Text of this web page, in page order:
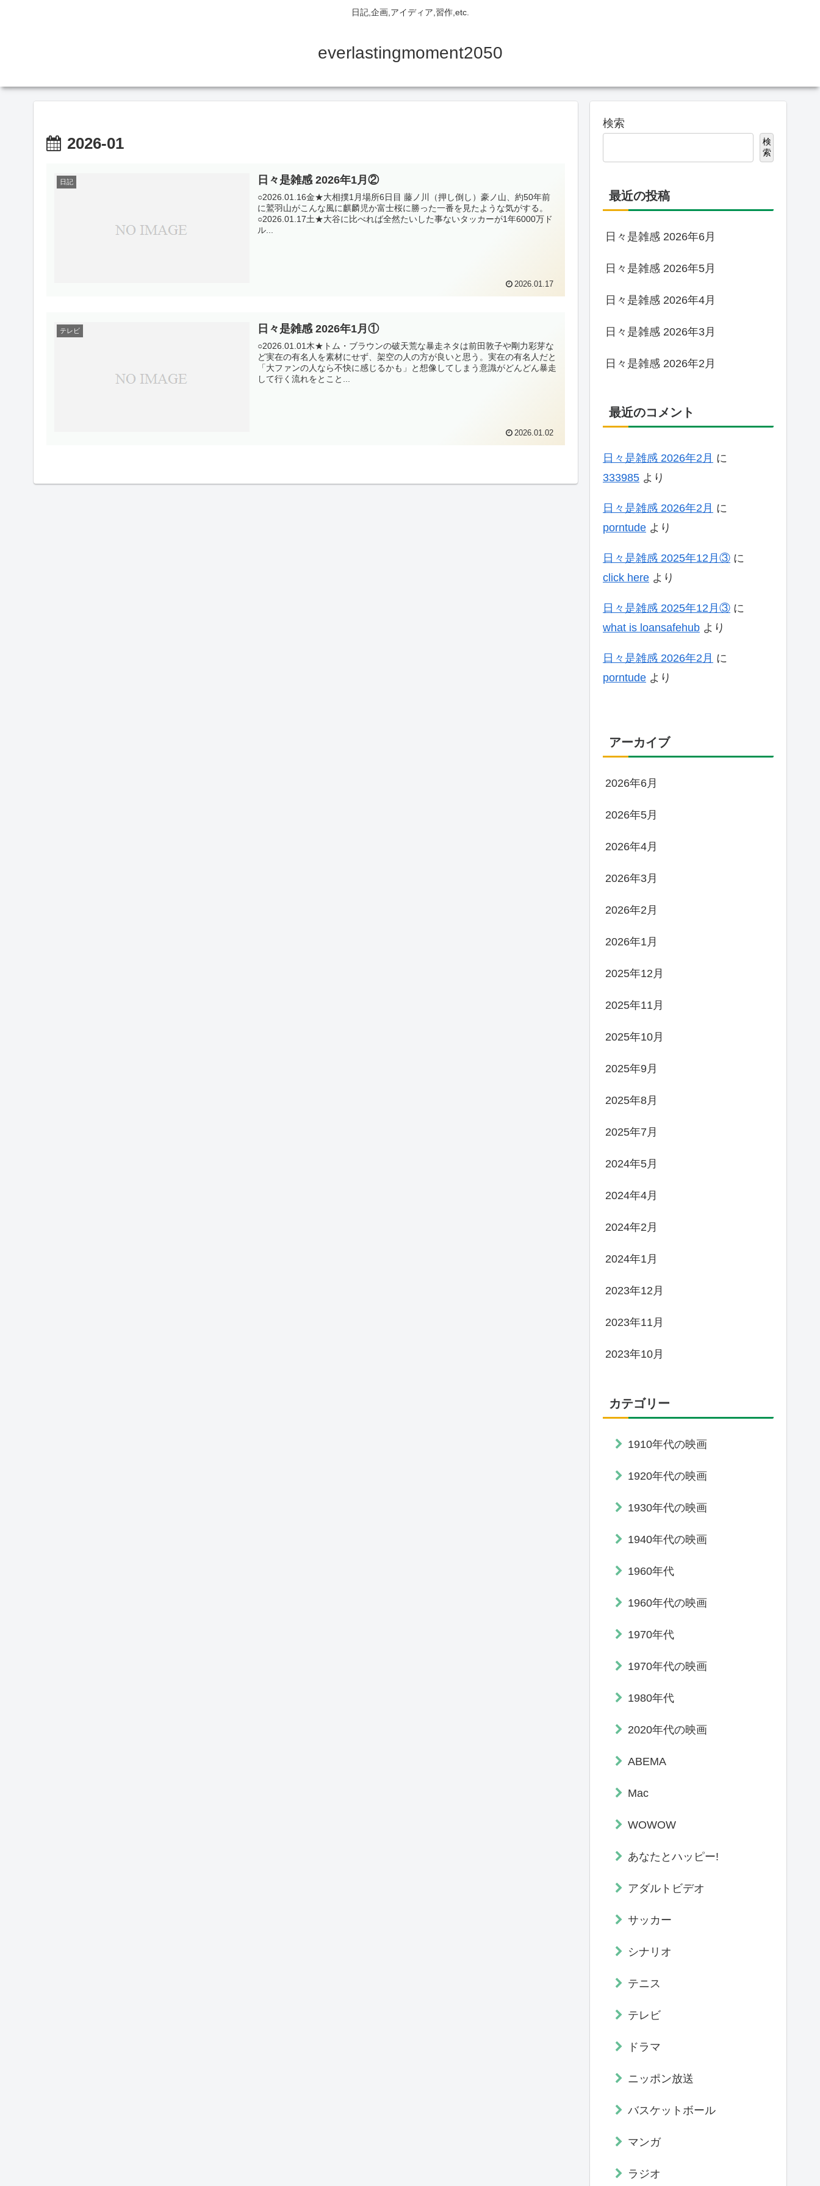
日記,企画,アイディア,習作,etc.
everlastingmoment2050
2026-01
日記 日々是雑感 2026年1月②
○2026.01.16金★大相撲1月場所6日目 藤ノ川（押し倒し）豪ノ山、約50年前
に鷲羽山がこんな風に麒麟児か富士桜に勝った一番を見たような気がする。
○2026.01.17土★大谷に比べれば全然たいした事ないタッカーが1年6000万ド
ル...
2026.01.17
テレビ 日々是雑感 2026年1月①
○2026.01.01木★トム・ブラウンの破天荒な暴走ネタは前田敦子や剛力彩芽な
ど実在の有名人を素材にせず、架空の人の方が良いと思う。実在の有名人だと
「大ファンの人なら不快に感じるかも」と想像してしまう意識がどんどん暴走
して行く流れをとこと...
2026.01.02
検索
検
索
最近の投稿
日々是雑感 2026年6月
日々是雑感 2026年5月
日々是雑感 2026年4月
日々是雑感 2026年3月
日々是雑感 2026年2月
最近のコメント
日々是雑感 2026年2月 に
333985 より
日々是雑感 2026年2月 に
porntude より
日々是雑感 2025年12月③ に
click here より
日々是雑感 2025年12月③ に
what is loansafehub より
日々是雑感 2026年2月 に
porntude より
アーカイブ
2026年6月
2026年5月
2026年4月
2026年3月
2026年2月
2026年1月
2025年12月
2025年11月
2025年10月
2025年9月
2025年8月
2025年7月
2024年5月
2024年4月
2024年2月
2024年1月
2023年12月
2023年11月
2023年10月
カテゴリー
1910年代の映画
1920年代の映画
1930年代の映画
1940年代の映画
1960年代
1960年代の映画
1970年代
1970年代の映画
1980年代
2020年代の映画
ABEMA
Mac
WOWOW
あなたとハッピー!
アダルトビデオ
サッカー
シナリオ
テニス
テレビ
ドラマ
ニッポン放送
バスケットボール
マンガ
ラジオ